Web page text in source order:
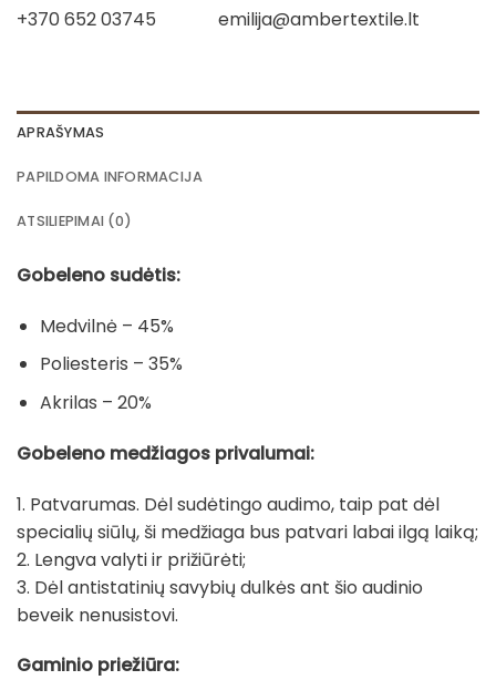
+370 652 03745
emilija@ambertextile.lt
APRAŠYMAS
PAPILDOMA INFORMACIJA
ATSILIEPIMAI (0)
Gobeleno sudėtis:
Medvilnė – 45%
Poliesteris – 35%
Akrilas – 20%
Gobeleno medžiagos privalumai:
1. Patvarumas. Dėl sudėtingo audimo, taip pat dėl
specialių siūlų, ši medžiaga bus patvari labai ilgą laiką;
2. Lengva valyti ir prižiūrėti;
3. Dėl antistatinių savybių dulkės ant šio audinio
beveik nenusistovi.
Gaminio priežiūra: